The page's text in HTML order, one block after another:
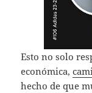
Esto no solo
económica,
hecho de que